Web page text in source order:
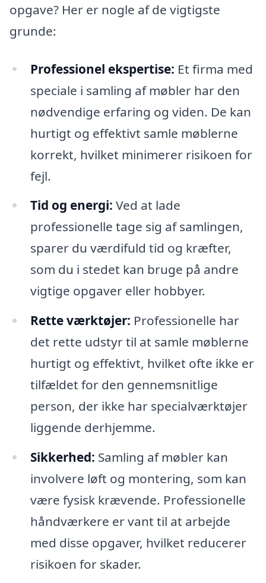
opgave? Her er nogle af de vigtigste
grunde:
Professionel ekspertise: Et firma med
speciale i samling af møbler har den
nødvendige erfaring og viden. De kan
hurtigt og effektivt samle møblerne
korrekt, hvilket minimerer risikoen for
fejl.
Tid og energi: Ved at lade
professionelle tage sig af samlingen,
sparer du værdifuld tid og kræfter,
som du i stedet kan bruge på andre
vigtige opgaver eller hobbyer.
Rette værktøjer: Professionelle har
det rette udstyr til at samle møblerne
hurtigt og effektivt, hvilket ofte ikke er
tilfældet for den gennemsnitlige
person, der ikke har specialværktøjer
liggende derhjemme.
Sikkerhed: Samling af møbler kan
involvere løft og montering, som kan
være fysisk krævende. Professionelle
håndværkere er vant til at arbejde
med disse opgaver, hvilket reducerer
risikoen for skader.